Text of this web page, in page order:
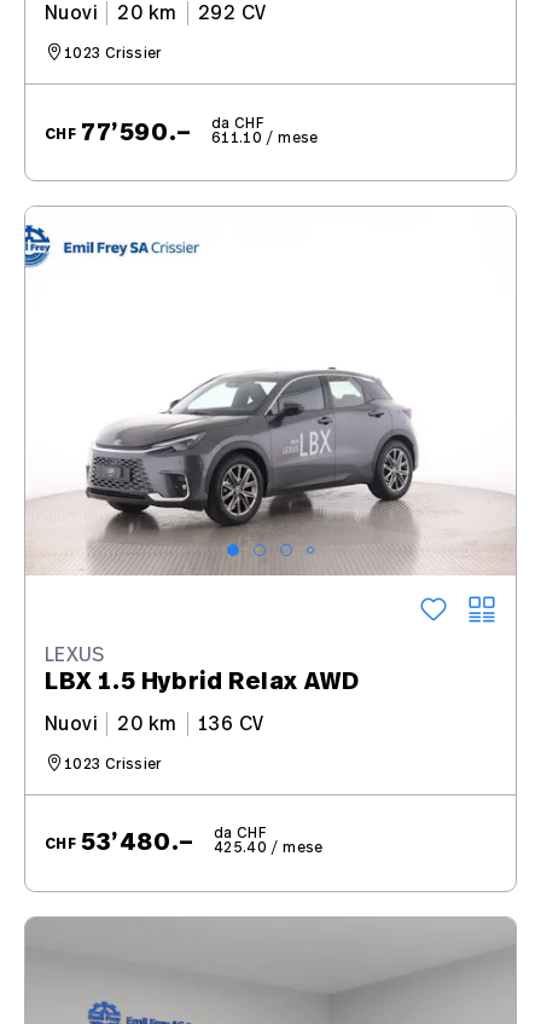
Nuovi 20 km 292 CV
1023 Crissier
CHF 77’590.– da CHF
611.10 / mese
LEXUS
LBX 1.5 Hybrid Relax AWD
Nuovi 20 km 136 CV
1023 Crissier
CHF 53’480.– da CHF
425.40 / mese